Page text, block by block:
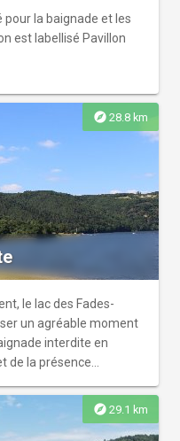
la baignade et les
est labellisé Pavillon
explore 28.8 km
le lac des Fades-
un agréable moment
interdite en
de la présence
explore 29.1 km